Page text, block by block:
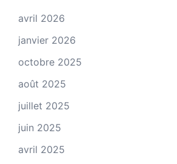
avril 2026
janvier 2026
octobre 2025
août 2025
juillet 2025
juin 2025
avril 2025